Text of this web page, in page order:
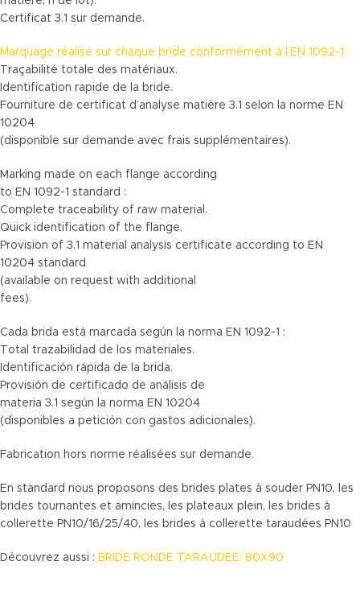
Certificat 3.1 sur demande.
Marquage réalisé sur chaque bride conformément à l’EN 1092-1 :
Traçabilité totale des matériaux.
Identification rapide de la bride.
Fourniture de certificat d’analyse matière 3.1 selon la norme EN
10204
(disponible sur demande avec frais supplémentaires).
Marking made on each flange according
to EN 1092-1 standard :
Complete traceability of raw material.
Quick identification of the flange.
Provision of 3.1 material analysis certificate according to EN
10204 standard
(available on request with additional
fees).
Cada brida está marcada según la norma EN 1092-1 :
Total trazabilidad de los materiales.
Identificación rápida de la brida.
Provisión de certificado de análisis de
materia 3.1 según la norma EN 10204
(disponibles a petición con gastos adicionales).
Fabrication hors norme réalisées sur demande.
En standard nous proposons des brides plates à souder PN10, les
brides tournantes et amincies, les plateaux plein, les brides à
collerette PN10/16/25/40, les brides à collerette taraudées PN10
Découvrez aussi : BRIDE RONDE TARAUDEE: 80X90